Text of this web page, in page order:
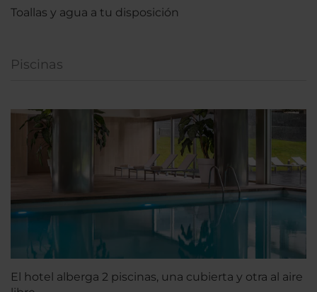
Toallas y agua a tu disposición
Piscinas
El hotel alberga 2 piscinas, una cubierta y otra al aire